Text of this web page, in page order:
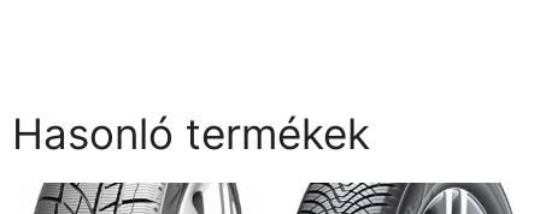
Hasonló termékek